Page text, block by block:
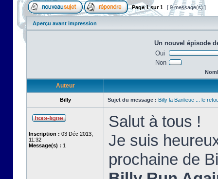
Page1sur1 [ 9 message(s) ]
Aperçu avant impression
Un nouvel épisode
Oui
Non
Auteur
Billy Sujet du message : Billy la Banlieue ... le
Inscription : 03 Déc 2013,
11:32
Message(s) : 1
Salut à tous !
Je suis
prochaine de